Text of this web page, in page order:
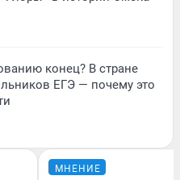
конец? В стране
ЕГЭ — почему это
МНЕНИЕ